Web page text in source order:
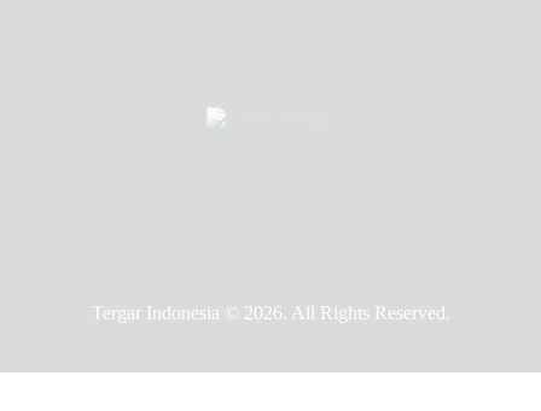
Tergar Indonesia © 2026. All Rights Reserved.